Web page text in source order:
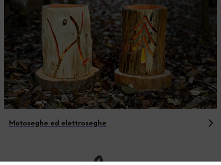
Motoseghe ed elettroseghe